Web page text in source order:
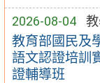
2026-08-04
教育部國民及
語文認證培訓
證輔導班